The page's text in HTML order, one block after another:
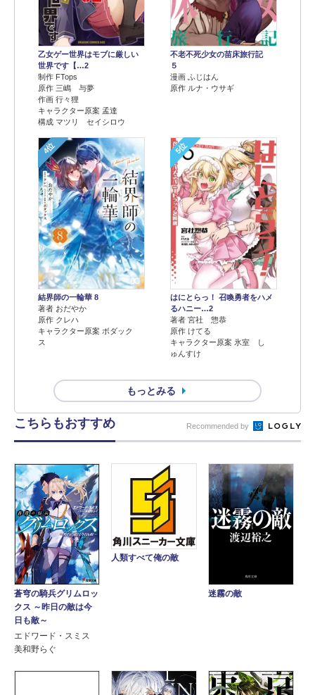
乙女ゲー世界はモブに厳しい
世界です【…2
制作 FTops
原作 三嶋 与夢
作画 行々狸
キャラクター原案 孟達
構成 マツリ セイシロウ
不老不死少女の苗床旅行記
５
漫画 ふじはん
原作 ルナ・ウサギ
4位
結界師の一輪華 8
著者 おだやか
原作 クレハ
キャラクター原案 ボダック
ス
5位
はにとらっ！ 召喚勇者をハメ
るハニー…2
著者 宮社 惣恭
原作 けてる
キャラクター原案 氷室 し
ゅんすけ
もっとみる
こちらもおすすめ Recommended by
蒼穹の騎兵グリムロッ
クス ～昨日の敵は今
日も敵～
エドワード・スミス
美和野らぐ
人類すべて俺の敵
迷霧の敵